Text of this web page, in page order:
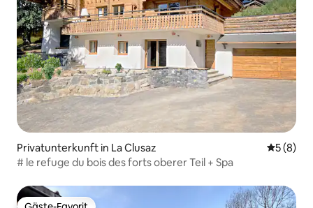
Privatunterkunft in La Clusaz
5 (8)
# le refuge du bois des forts oberer Teil + Spa